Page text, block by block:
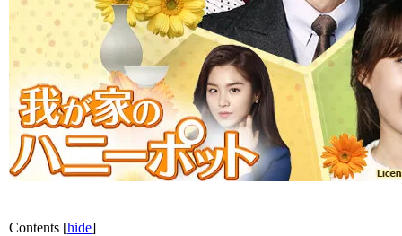
Contents [hide]